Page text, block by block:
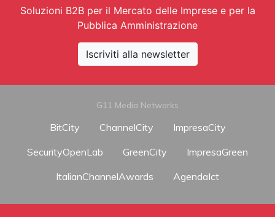
Soluzioni B2B per il Mercato delle Imprese e per la
Pubblica Amministrazione
Iscriviti alla newsletter
G11 Media Networks
BitCity ChannelCity
ImpresaCity
SecurityOpenLab
GreenCity
ImpresaGreen
ItalianChannelAwards
AgendaIct